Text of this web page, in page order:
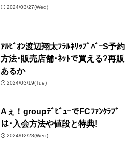
2024/03/27(Wed)
ｱﾙﾋﾞｵﾝ渡辺翔太ﾌﾗﾙﾈﾘｯﾌﾟﾊﾞｰS予約
方法･販売店舗･ﾈｯﾄで買える?再販
あるか
2024/03/19(Tue)
Aぇ！groupﾃﾞﾋﾞｭｰでFCﾌｧﾝｸﾗﾌﾞ
は･入会方法や値段と特典!
2024/02/28(Wed)